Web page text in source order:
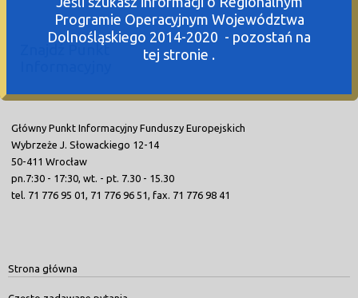
Znajdź Punkt
Główny Punkt Informacyjny Funduszy Europejskich
Wybrzeże J. Słowackiego 12-14
50-411 Wrocław
pn.7:30 - 17:30, wt. - pt. 7.30 - 15.30
tel. 71 776 95 01, 71 776 96 51, fax. 71 776 98 41
Strona główna
Programie Operacyjnym Województwa
Dolnośląskiego 2014-2020 - pozostań na
tej stronie .